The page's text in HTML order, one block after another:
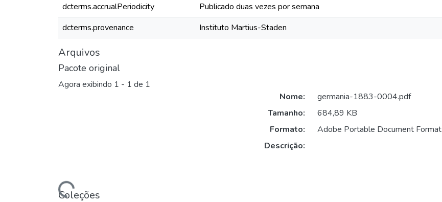
dcterms.accrualPeriodicity
Publicado duas vezes por semana
dcterms.provenance
Instituto Martius-Staden
Arquivos
Pacote original
Agora exibindo 1 - 1 de 1
Carregando...
Nome:
germania-1883-0004.pdf
Tamanho:
684,89 KB
Formato:
Adobe Portable Document Format
Descrição:
Coleções